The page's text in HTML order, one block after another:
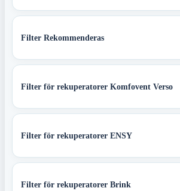
Filter Rekommenderas
Filter för rekuperatorer Komfovent Verso
Filter för rekuperatorer ENSY
Filter för rekuperatorer Brink